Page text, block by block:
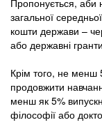
загальної
кошти держави –
або державні
Крім того, не менш
продовжити
менш як 5%
філософії або